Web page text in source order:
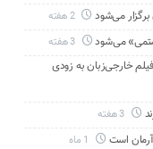
می‌شود 2 هفته
می‌شود 3 هفته
خارجی‌زبان به زودی
است